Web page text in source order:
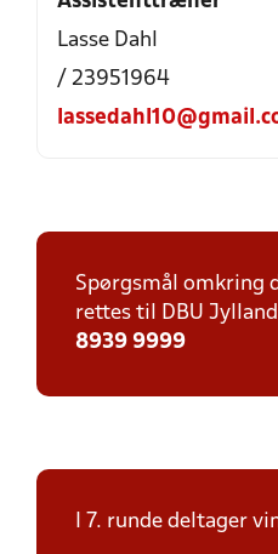
Lasse Dahl
/ 23951964
Spørgsmål omkring
rettes til DBU
8939 9999
I 7. runde deltager